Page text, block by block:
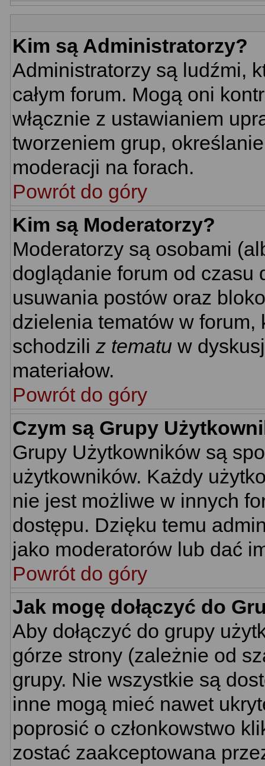
Kim są Administratorzy?
Administratorzy są ludźmi,
całym forum. Mogą oni
włącznie z ustawianiem
tworzeniem grup,
moderacji na forach.
Powrót do góry
Kim są Moderatorzy?
Moderatorzy są osobami
doglądanie forum od czasu
usuwania postów oraz
dzielenia tematów w
schodzili z tematu w
materiałow.
Powrót do góry
Czym są Grupy
Grupy Użytkowników są
użytkowników. Każdy
nie jest możliwe w innych
dostępu. Dzięku temu
jako moderatorów lub dać
Powrót do góry
Jak mogę dołączyć do
Aby dołączyć do grupy
górze strony (zależnie od
grupy. Nie wszystkie są
inne mogą mieć nawet
poprosić o członkowstwo
zostać zaakceptowana